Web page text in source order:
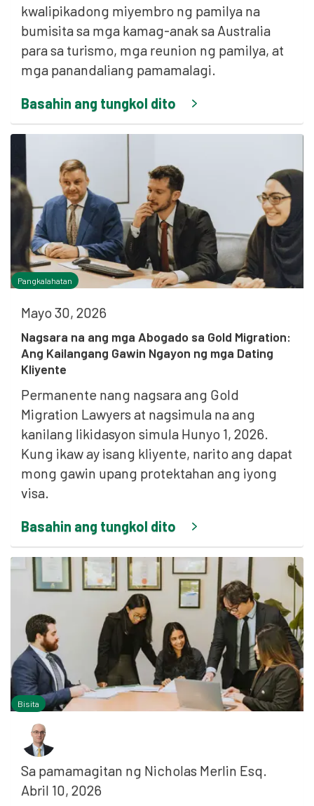
kwalipikadong miyembro ng pamilya na
bumisita sa mga kamag-anak sa Australia
para sa turismo, mga reunion ng pamilya, at
mga panandaliang pamamalagi.
Basahin ang tungkol dito
Pangkalahatan
Mayo 30, 2026
Nagsara na ang mga Abogado sa Gold Migration:
Ang Kailangang Gawin Ngayon ng mga Dating
Kliyente
Permanente nang nagsara ang Gold
Migration Lawyers at nagsimula na ang
kanilang likidasyon simula Hunyo 1, 2026.
Kung ikaw ay isang kliyente, narito ang dapat
mong gawin upang protektahan ang iyong
visa.
Basahin ang tungkol dito
Bisita
Sa pamamagitan ng Nicholas Merlin Esq.
Abril 10, 2026